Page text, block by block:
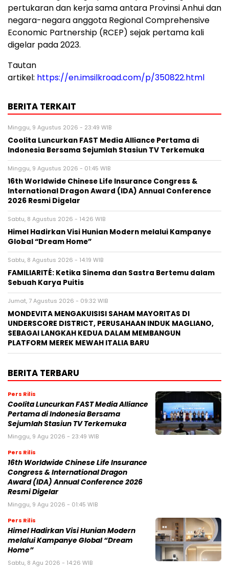
pertukaran dan kerja sama antara Provinsi Anhui dan
negara-negara anggota Regional Comprehensive
Economic Partnership (RCEP) sejak pertama kali
digelar pada 2023.
Tautan
artikel: https://en.imsilkroad.com/p/350822.html
BERITA TERKAIT
Minggu, 9 Agustus 2026 - 23:49 WIB
Coolita Luncurkan FAST Media Alliance Pertama di
Indonesia Bersama Sejumlah Stasiun TV Terkemuka
Minggu, 9 Agustus 2026 - 01:45 WIB
16th Worldwide Chinese Life Insurance Congress &
International Dragon Award (IDA) Annual Conference
2026 Resmi Digelar
Sabtu, 8 Agustus 2026 - 14:26 WIB
Himel Hadirkan Visi Hunian Modern melalui Kampanye
Global “Dream Home”
Sabtu, 8 Agustus 2026 - 14:19 WIB
FAMILIARITÉ: Ketika Sinema dan Sastra Bertemu dalam
Sebuah Karya Puitis
Jumat, 7 Agustus 2026 - 09:32 WIB
MONDEVITA MENGAKUISISI SAHAM MAYORITAS DI
UNDERSCORE DISTRICT, PERUSAHAAN INDUK MAGLIANO,
SEBAGAI LANGKAH KEDUA DALAM MEMBANGUN
PLATFORM MEREK MEWAH ITALIA BARU
BERITA TERBARU
Pers Rilis
Coolita Luncurkan FAST Media Alliance
Pertama di Indonesia Bersama
Sejumlah Stasiun TV Terkemuka
Minggu, 9 Agu 2026 - 23:49 WIB
Pers Rilis
16th Worldwide Chinese Life Insurance
Congress & International Dragon
Award (IDA) Annual Conference 2026
Resmi Digelar
Minggu, 9 Agu 2026 - 01:45 WIB
Pers Rilis
Himel Hadirkan Visi Hunian Modern
melalui Kampanye Global “Dream
Home”
Sabtu, 8 Agu 2026 - 14:26 WIB